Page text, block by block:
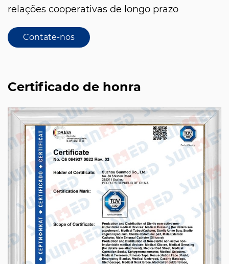
relações cooperativas de longo prazo
Contate-nos
Certificado de honra